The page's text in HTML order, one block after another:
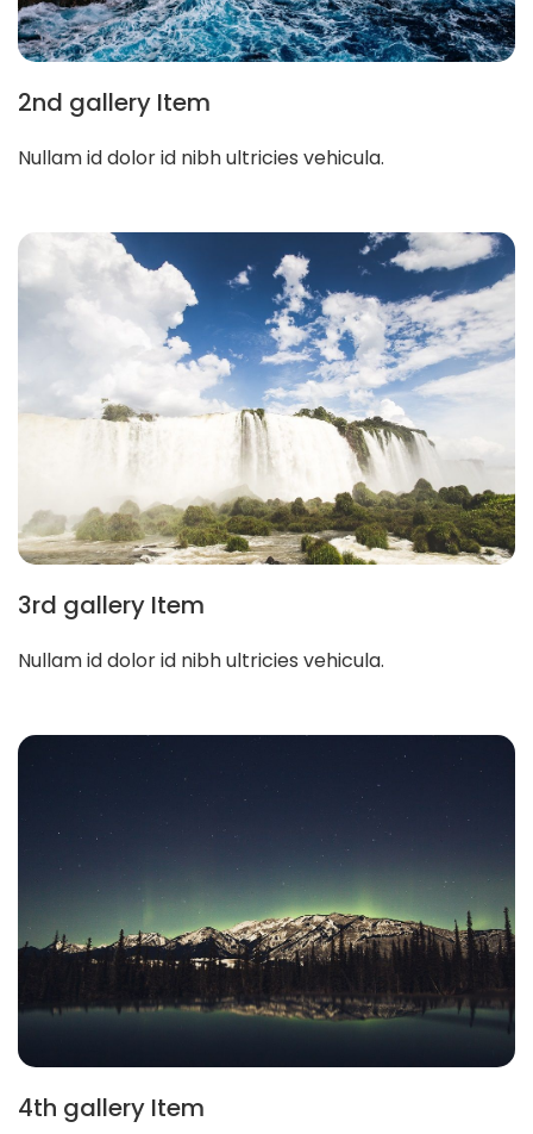
2nd gallery Item
Nullam id dolor id nibh ultricies vehicula.
3rd gallery Item
Nullam id dolor id nibh ultricies vehicula.
4th gallery Item